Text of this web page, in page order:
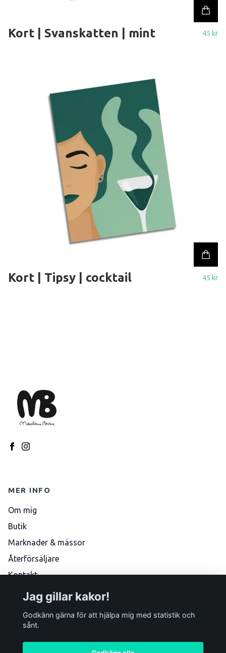
Kort | Svanskatten | mint 45 kr
Kort | Tipsy | cocktail 45 kr
MER INFO
Om mig
Butik
Marknader & mässor
Återförsäljare
Kontakt
Köpvillkor
Jag gillar kakor!
Godkänn gärna för att hjälpa mig med statistik och
sånt.